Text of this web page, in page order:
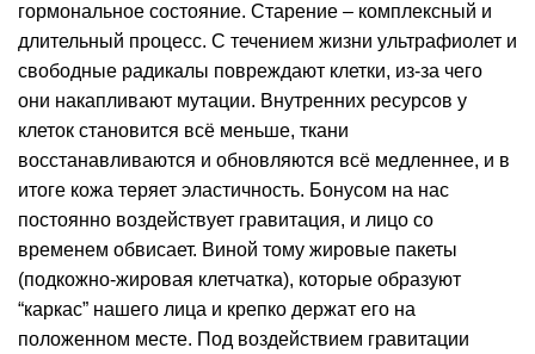
гормональное состояние. Старение – комплексный и
длительный процесс. С течением жизни ультрафиолет и
свободные радикалы повреждают клетки, из-за чего
они накапливают мутации. Внутренних ресурсов у
клеток становится всё меньше, ткани
восстанавливаются и обновляются всё медленнее, и в
итоге кожа теряет эластичность. Бонусом на нас
постоянно воздействует гравитация, и лицо со
временем обвисает. Виной тому жировые пакеты
(подкожно-жировая клетчатка), которые образуют
“каркас” нашего лица и крепко держат его на
положенном месте. Под воздействием гравитации